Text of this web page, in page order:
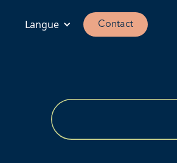
Langue Contact